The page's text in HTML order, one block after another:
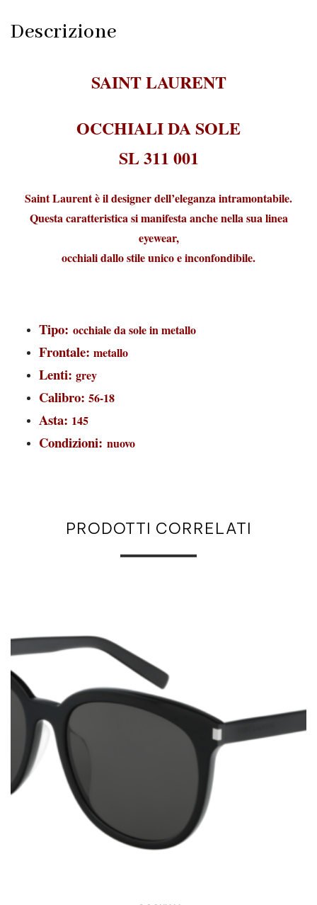
Descrizione
SAINT LAURENT
OCCHIALI DA SOLE
SL 311 001
Saint Laurent è il designer dell’eleganza intramontabile.
Questa caratteristica si manifesta anche nella sua linea
eyewear,
occhiali dallo stile unico e inconfondibile.
Tipo: occhiale da sole in metallo
Frontale: metallo
Lenti: grey
Calibro: 56-18
Asta: 145
Condizioni: nuovo
PRODOTTI CORRELATI